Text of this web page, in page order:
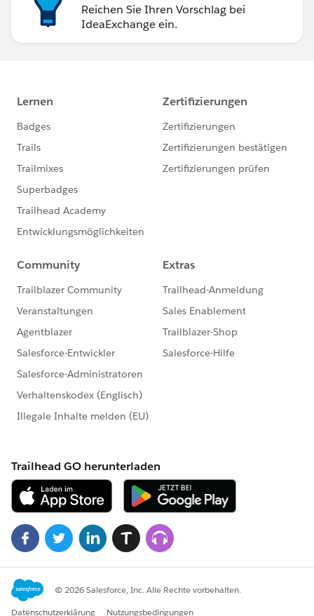
Reichen Sie Ihren Vorschlag bei
IdeaExchange ein.